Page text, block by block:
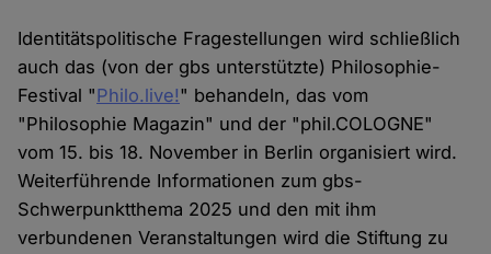
Identitätspolitische Fragestellungen wird schließlich
auch das (von der gbs unterstützte) Philosophie-
Festival "Philo.live!" behandeln, das vom
"Philosophie Magazin" und der "phil.COLOGNE"
vom 15. bis 18. November in Berlin organisiert wird.
Weiterführende Informationen zum gbs-
Schwerpunktthema 2025 und den mit ihm
verbundenen Veranstaltungen wird die Stiftung zu